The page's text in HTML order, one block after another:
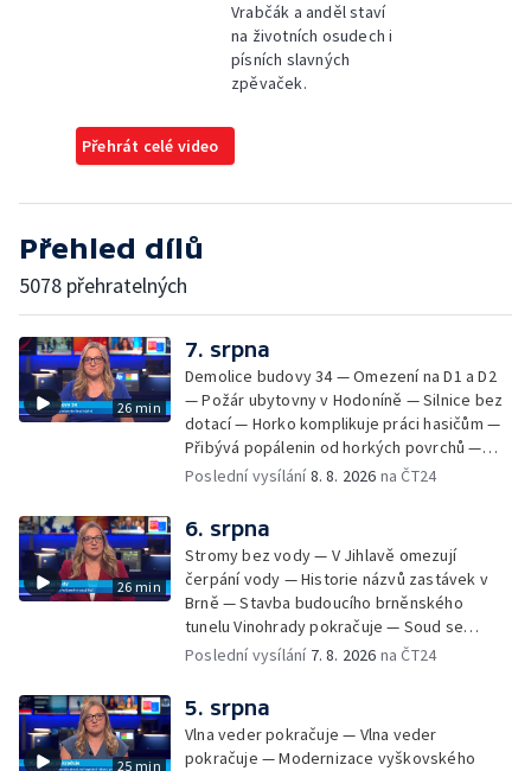
Vrabčák a anděl staví
na životních osudech i
písních slavných
zpěvaček.
Přehrát celé video
Přehled dílů
5078 přehratelných
26 min
7. srpna
Demolice budovy 34 — Omezení na D1 a D2
— Požár ubytovny v Hodoníně — Silnice bez
dotací — Horko komplikuje práci hasičům —
Přibývá popálenin od horkých povrchů —
Začíná prodej burčáku — Vedra komplikují
Poslední vysílání8. 8. 2026 na ČT24
26 min
6. srpna
Stromy bez vody — V Jihlavě omezují
čerpání vody — Historie názvů zastávek v
Brně — Stavba budoucího brněnského
tunelu Vinohrady pokračuje — Soud se
žhářem zlínského baru — Odložení bourání
Czech Rally Zlín — Začal 7. ročník festivalu
Pop Messe — Přestavba mostu v Hodoníně
— Fenomén památníčků
Poslední vysílání 7. 8. 2026 na ČT24
25 min
5. srpna
Vlna veder pokračuje — Vlna veder
pokračuje — Modernizace vyškovského